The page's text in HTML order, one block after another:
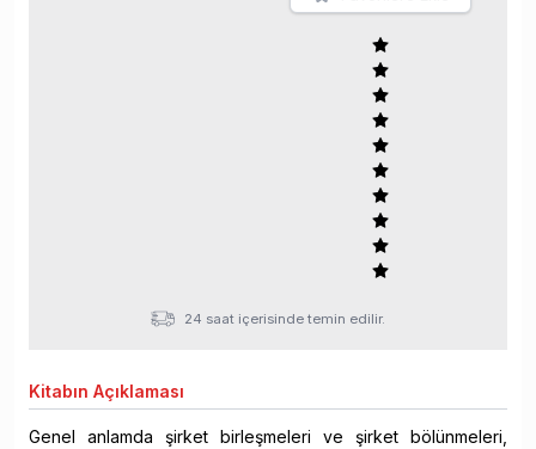
24 saat içerisinde temin edilir.
Kitabın Açıklaması
Genel anlamda şirket birleşmeleri ve şirket bölünmeleri,